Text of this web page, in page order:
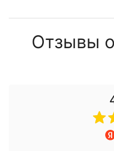
Отзывы